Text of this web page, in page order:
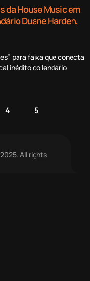
da House Music em
Duane Harden,
para faixa que conecta
inédito do lendário
4 5
All rights